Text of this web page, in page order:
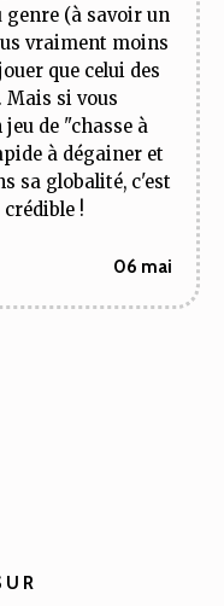
genre (à savoir un
vraiment moins
que celui des
Mais si vous
de "chasse à
à dégainer et
sa globalité, c'est
!
06 mai